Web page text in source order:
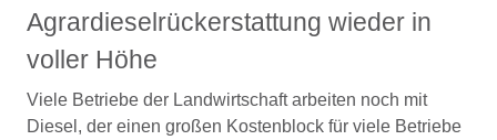
Agrardieselrückerstattung wieder in
voller Höhe
Viele Betriebe der Landwirtschaft arbeiten noch mit
Diesel, der einen großen Kostenblock für viele Betriebe